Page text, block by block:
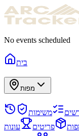
No events scheduled
בית
מפות
משימות
פריטים
עונות